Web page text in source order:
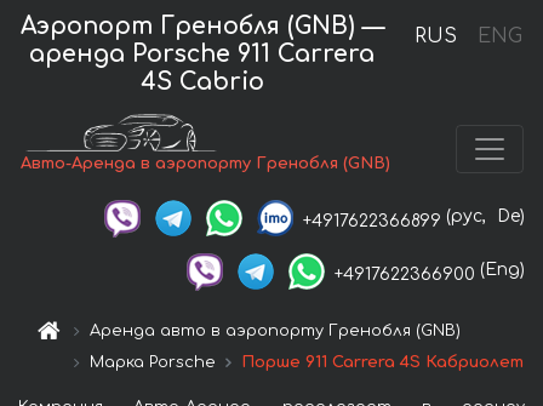
RUS ENG
Аэропорт Гренобля (GNB) —
аренда Porsche 911 Carrera
4S Cabrio
Авто-Аренда в аэропорту Гренобля (GNB)
+4917622366899 (рус, De)
+4917622366900 (Eng)
Аренда авто в аэропорту Гренобля (GNB)
Марка Porsche
Порше 911 Carrera 4S Кабриолет